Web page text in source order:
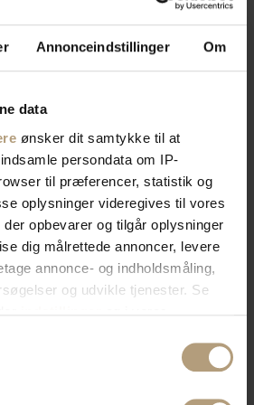
Annonceindstillinger Om
data
ønsker dit samtykke til at
persondata om IP-
til præferencer, statistik og
oplysninger videregives til vores
opbevarer og tilgår oplysninger
dig målrettede annoncer, levere
annonce- og indholdsmåling,
og udvikle tjenester. Se
fra vores
eller ved at trykke på "Privacy